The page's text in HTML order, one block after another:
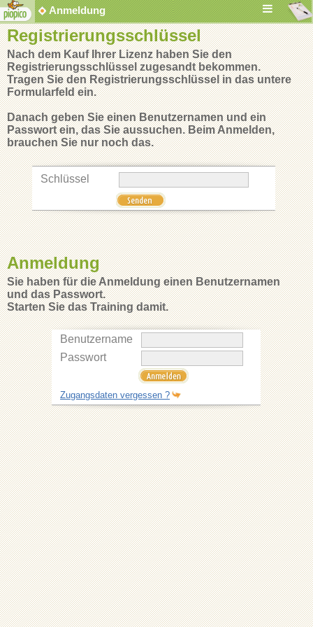
Registrierungsschlüssel
Nach dem Kauf Ihrer Lizenz haben Sie den
Registrierungsschlüssel zugesandt bekommen.
Tragen Sie den Registrierungsschlüssel in das untere
Formularfeld ein.
Danach geben Sie einen Benutzernamen und ein
Passwort ein, das Sie aussuchen. Beim Anmelden,
brauchen Sie nur noch das.
Schlüssel
Anmeldung
Sie haben für die Anmeldung einen Benutzernamen
und das Passwort.
Starten Sie das Training damit.
Benutzername
Passwort
Zugangsdaten vergessen ?
Anmeldung